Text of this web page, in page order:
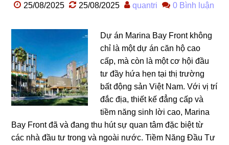
25/08/2025 25/08/2025 quantri 0 Bình luận
Dự án Marina Bay Front không
chỉ là một dự án căn hộ cao
cấp, mà còn là một cơ hội đầu
tư đầy hứa hẹn tại thị trường
bất động sản Việt Nam. Với vị trí
đắc địa, thiết kế đẳng cấp và
tiềm năng sinh lời cao, Marina
Bay Front đã và đang thu hút sự quan tâm đặc biệt từ
các nhà đầu tư trong và ngoài nước. Tiềm Năng Đầu Tư